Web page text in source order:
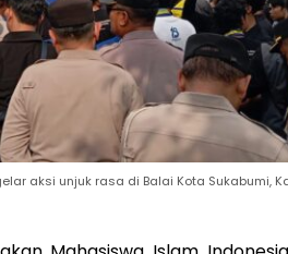
aksi unjuk rasa di Balai Kota Sukabumi,